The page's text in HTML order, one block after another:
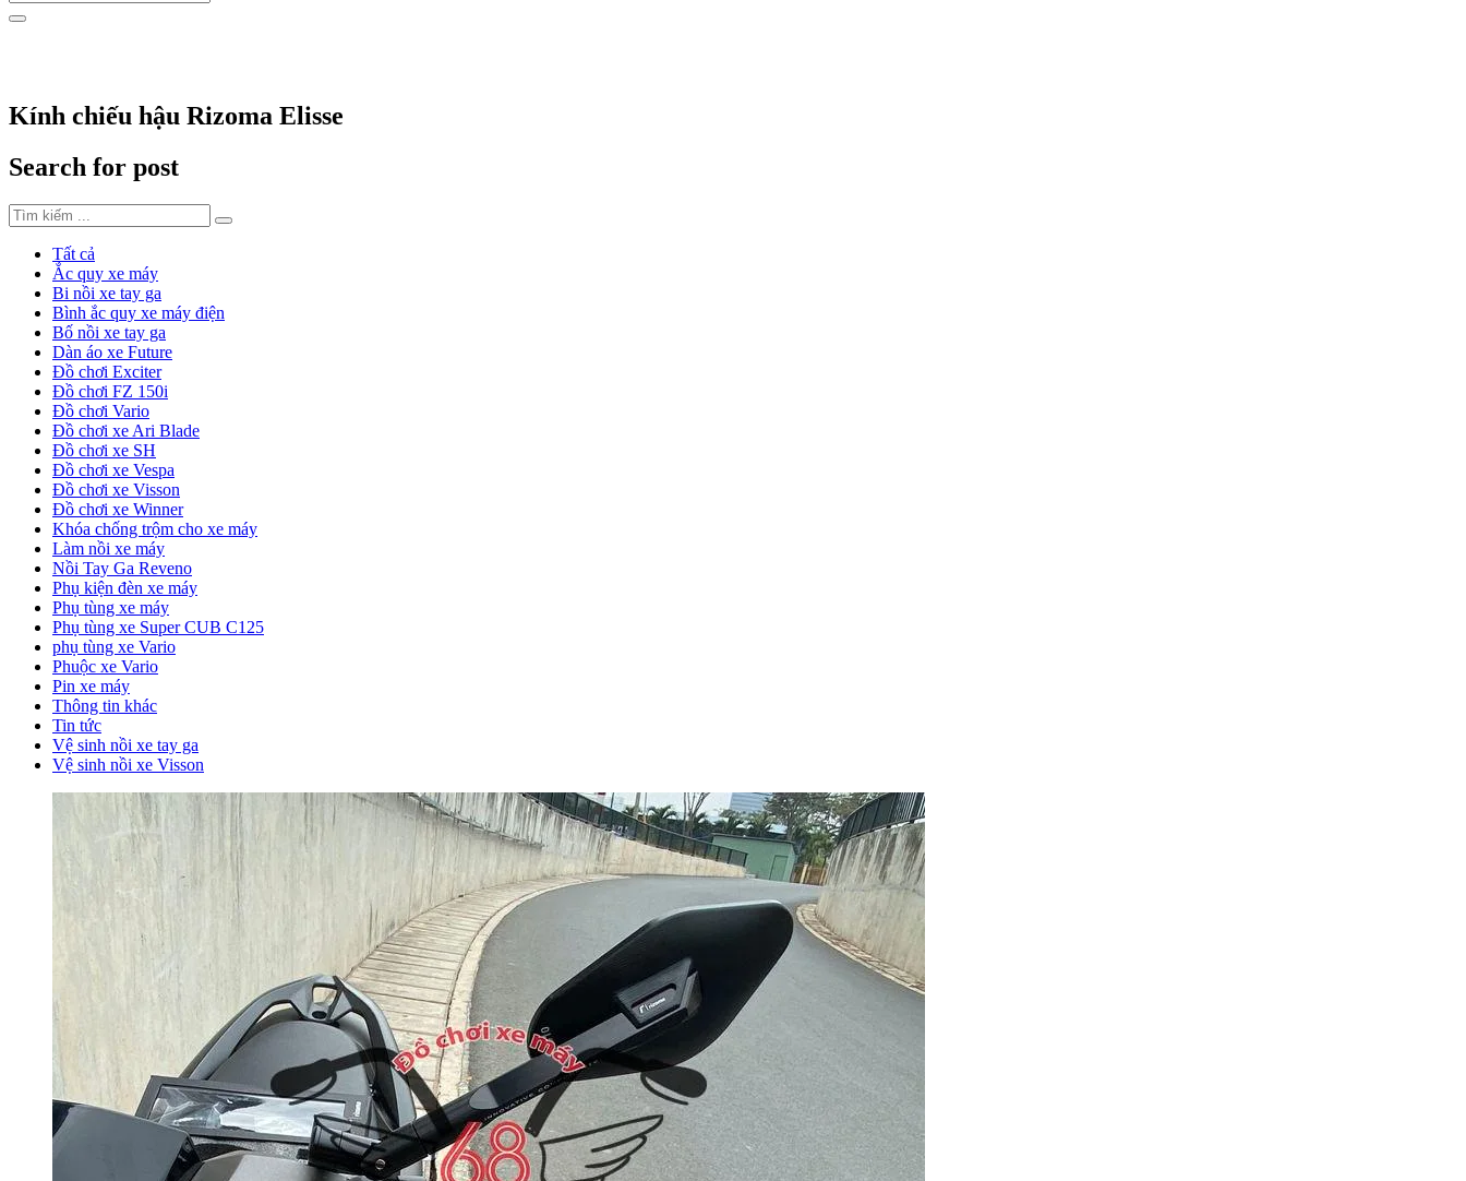
Kính chiếu hậu Rizoma Elisse
Search for post
Tất cả
Ắc quy xe máy
Bi nồi xe tay ga
Bình ắc quy xe máy điện
Bố nồi xe tay ga
Dàn áo xe Future
Đồ chơi Exciter
Đồ chơi FZ 150i
Đồ chơi Vario
Đồ chơi xe Ari Blade
Đồ chơi xe SH
Đồ chơi xe Vespa
Đồ chơi xe Visson
Đồ chơi xe Winner
Khóa chống trộm cho xe máy
Làm nồi xe máy
Nồi Tay Ga Reveno
Phụ kiện đèn xe máy
Phụ tùng xe máy
Phụ tùng xe Super CUB C125
phụ tùng xe Vario
Phuộc xe Vario
Pin xe máy
Thông tin khác
Tin tức
Vệ sinh nồi xe tay ga
Vệ sinh nồi xe Visson